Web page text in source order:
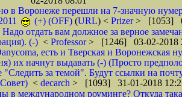
в Воронеже перешли на 7-значную
(+) (OFF) (URL) < Prizer> [1053]
отдать вам должное за верное
(-) < Professor> [1246] 03-02-2018
есть и Тверская и Воронежская
их начнут выдавать (-) (Просто
"Следить за темой". Будут ссылки на
< decarch > [1093] 31-01-2018
в международном роуминге? Откуда